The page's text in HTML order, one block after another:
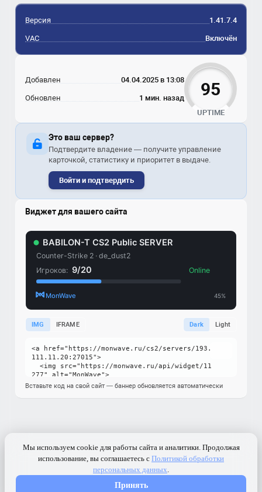
Версия 1.41.7.4
VAC Включён
Добавлен 04.04.2025 в 13:08
Обновлен 1 мин. назад 95
UPTIME
Это ваш сервер?
Подтвердите владение — получите управление
карточкой, статистику и приоритет в выдаче.
Войти и подтвердить
Виджет для вашего сайта
IMG IFRAME Dark Light
Вставьте код на свой сайт — баннер обновляется автоматически